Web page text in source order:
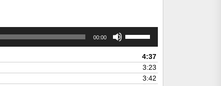
00:00
keys
to
increase
4:37
3:23
3:42